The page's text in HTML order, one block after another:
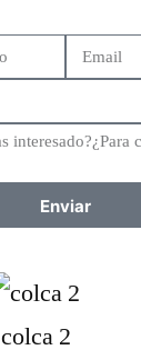
Enviar
colca 2